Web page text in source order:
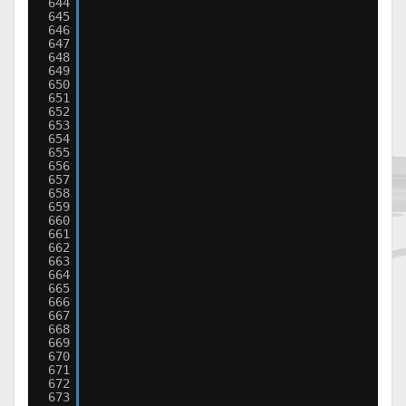
645
646
647
648
649
650
651
652
653
654
655
656
657
658
659
660
661
662
663
664
665
666
667
668
669
670
671
672
673